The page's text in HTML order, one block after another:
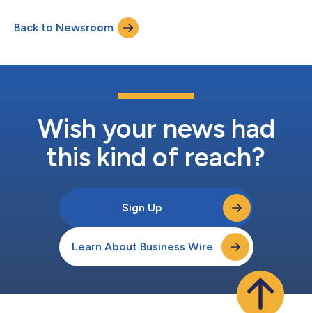
UAS-toepassingen op het gebied van binnenlandse veiligheid en
wetshandhaving in de VS en wereldwijd. In het kader van deze
samenwerking blijft de geav...
Back to Newsroom
Wish your news had
this kind of reach?
Sign Up
Learn About Business Wire